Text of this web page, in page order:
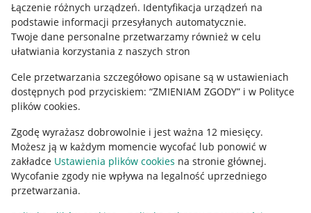
Łączenie różnych urządzeń. Identyfikacja urządzeń na
podstawie informacji przesyłanych automatycznie.
Twoje dane personalne przetwarzamy również w celu
ułatwiania korzystania z naszych stron
Cele przetwarzania szczegółowo opisane są w ustawieniach
dostępnych pod przyciskiem: “ZMIENIAM ZGODY” i w Polityce
plików cookies.
Zgodę wyrażasz dobrowolnie i jest ważna 12 miesięcy.
Możesz ją w każdym momencie wycofać lub ponowić w
zakładce Ustawienia plików cookies na stronie głównej.
Wycofanie zgody nie wpływa na legalność uprzedniego
przetwarzania.
Korzystanie z serwisu oznacza akceptację regulaminu.